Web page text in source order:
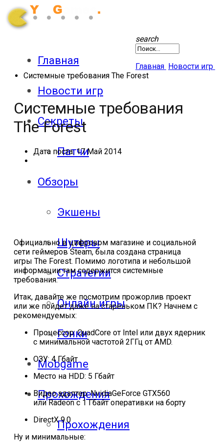
Главная
Новости игр
Секреты
Патчи
Обзоры
Экшены
Шутеры
Стратегии
Онлайн игры
Гонки
Mobgame
Прохождения
Прохождения
search
Главная Новости игр
Системные требования The Forest
Системные требования
The Forest
Дата поста:17 Май 2014
Официально в цифровом магазине и социальной
сети геймеров Steam, была создана страница
игры The Forest. Помимо логотипа и небольшой
информации там содержится системные
требования.
Итак, давайте же посмотрим прожорлив проект
или же пойдет даже на стареньком ПК? Начнем с
рекомендуемых:
Процессор: QuadCore от Intel или двух ядерник
с минимальной частотой 2ГГц от AMD.
ОЗУ: 4 Гбайт
Место на HDD: 5 Гбайт
Видео адаптер: NvidiaGeForce GTX560
или Radeon с 1 Гбайт оперативки на борту
DirectX 9.0
Ну и минимальные: